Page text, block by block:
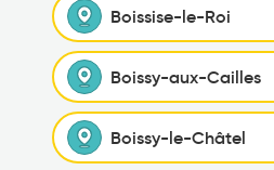
Boissise-le-Roi
Boissy-aux-Cailles
Boissy-le-Châtel